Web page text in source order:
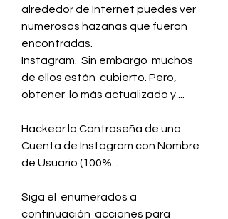
alrededor de Internet puedes ver
numerosos hazañas que fueron
encontradas.
Instagram.  Sin embargo  muchos
de ellos están  cubierto. Pero,
obtener  lo más actualizado y ...
Hackear la Contraseña de una
Cuenta de Instagram con Nombre
de Usuario (100%...
Siga el  enumerados a
continuación  acciones para